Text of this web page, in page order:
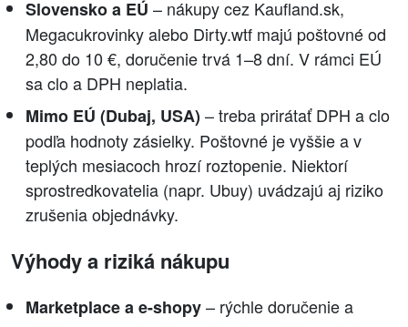
Slovensko a EÚ – nákupy cez Kaufland.sk,
Megacukrovinky alebo Dirty.wtf majú poštovné od
2,80 do 10 €, doručenie trvá 1–8 dní. V rámci EÚ
sa clo a DPH neplatia.
Mimo EÚ (Dubaj, USA) – treba prirátať DPH a clo
podľa hodnoty zásielky. Poštovné je vyššie a v
teplých mesiacoch hrozí roztopenie. Niektorí
sprostredkovatelia (napr. Ubuy) uvádzajú aj riziko
zrušenia objednávky.
Výhody a riziká nákupu
Marketplace a e-shopy– rýchle doručenie a